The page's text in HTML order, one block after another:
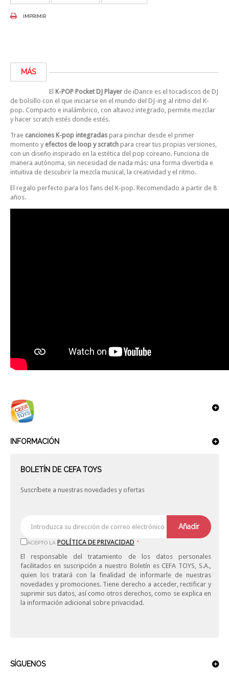
IMPRIMIR
MÁS
El K-POP Pocket DJ Player de iDance es el tocadiscos de DJ
de bolsillo con el que iniciarse en el mundo del DJ-ing al ritmo del K-
pop. Compacto e inalámbrico, con altavoz integrado, permite mezclar
y hacer scratch estés donde estés.
Trae canciones K-pop integradas para pinchar desde el primer
momento y efectos de loop y scratch para crear tus propias versiones,
con un diseño inspirado en la estética del pop coreano. Funciona de
manera autónoma, sin necesidad de nada más: una forma divertida e
intuitiva de descubrir la mezcla musical, la creatividad y el ritmo.
El regalo perfecto para los fans del K-pop. Recomendado a partir de 8
años.
INFORMACIÓN
BOLETÍN DE CEFA TOYS
Suscríbete a nuestras novedades y ofertas
Añadir
ACEPTO LA POLÍTICA DE PRIVACIDAD *
El responsable del tratamiento de los datos personales
facilitados en suscripción a nuestro Boletín es CEFA TOYS, S.A.,
quien los tratará con la finalidad de informarle de nuestras
novedades y promociones. Tiene derecho a acceder, rectificar y
suprimir sus datos, así como otros derechos, como se explica en
la información adicional sobre privacidad.
SÍGUENOS